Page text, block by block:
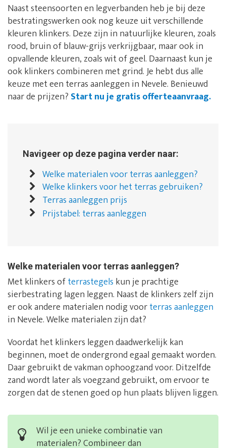
Naast steensoorten en legverbanden heb je bij deze
bestratingswerken ook nog keuze uit verschillende
kleuren klinkers. Deze zijn in natuurlijke kleuren, zoals
rood, bruin of blauw-grijs verkrijgbaar, maar ook in
opvallende kleuren, zoals wit of geel. Daarnaast kun je
ook klinkers combineren met grind. Je hebt dus alle
keuze met een terras aanleggen in Nevele. Benieuwd
naar de prijzen? Start nu je gratis offerteaanvraag.
Navigeer op deze pagina verder naar:
Welke materialen voor terras aanleggen?
Welke klinkers voor het terras gebruiken?
Terras aanleggen prijs
Prijstabel: terras aanleggen
Welke materialen voor terras aanleggen?
Met klinkers ofterrastegels kun je prachtige
sierbestrating lagen leggen. Naast de klinkers zelf zijn
er ook andere materialen nodig voorterras aanleggen
in Nevele. Welke materialen zijn dat?
Voordat het klinkers leggen daadwerkelijk kan
beginnen, moet de ondergrond egaal gemaakt worden.
Daar gebruikt de vakman ophoogzand voor. Ditzelfde
zand wordt later als voegzand gebruikt, om ervoor te
zorgen dat de stenen goed op hun plaats blijven liggen.
Wil je een unieke combinatie van
materialen? Combineer dan